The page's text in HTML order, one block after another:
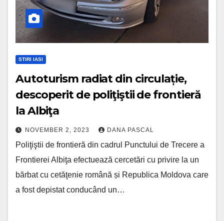
STIRI IASI
Autoturism radiat din circulație,
descoperit de poliţiştii de frontieră
la Albiţa
NOVEMBER 2, 2023 DANA PASCAL
Poliţiştii de frontieră din cadrul Punctului de Trecere a
Frontierei Albiţa efectuează cercetări cu privire la un
bărbat cu cetăţenie română și Republica Moldova care
a fost depistat conducând un…